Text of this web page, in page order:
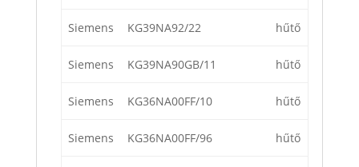
Siemens KG39NA92/22 hűtő
Siemens KG39NA90GB/11 hűtő
Siemens KG36NA00FF/10 hűtő
Siemens KG36NA00FF/96 hűtő